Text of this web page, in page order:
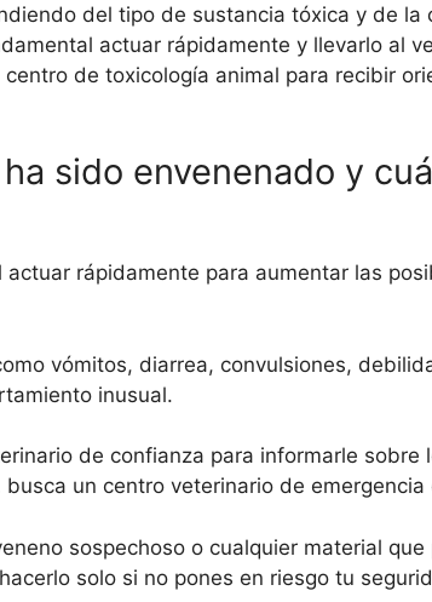
del tipo de sustancia tóxica y de la
actuar rápidamente y llevarlo al
de toxicología animal para recibir
sido envenenado y
rápidamente para aumentar las
vómitos, diarrea, convulsiones,
inusual.
de confianza para informarle sobre
un centro veterinario de emergencia
sospechoso o cualquier material que
solo si no pones en riesgo tu